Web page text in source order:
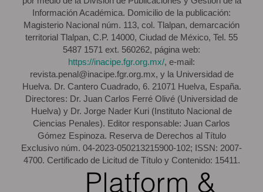
Información Académica. Domicilio de la publicación:
Magisterio Nacional núm. 113, col. Tlalpan, demarcación
territorial Tlalpan, C.P. 14000, Ciudad de México, Tel. 55
5487 1571 ext. 560262, página web:
https://inacipe.fgr.org.mx/, e-mail:
revista.penal@inacipe.fgr.org.mx, y la Universidad de
Huelva. Dr. Cantero Cuadrado, 6. 21071 Huelva, España.
Directores: Dr. Juan Carlos Ferré Olivé (Universidad de
Huelva) y Dr. Jorge Nader Kuri (Instituto Nacional de
Ciencias Penales). Editor responsable: Juan Carlos
Gómez Espinoza. Reserva de Derechos al Título
Exclusivo núm. 04-2023-050213215900-102; ISSN: 2007-
4700. Certificado de Licitud de Título y Contenido: 15411.